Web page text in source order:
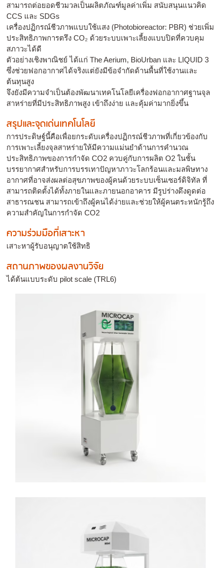
สามารถต่อยอดชีวมวลเป็นผลิตภัณฑ์มูลค่าเพิ่ม สนับสนุนแนวคิด
CCS และ SDGs
เครื่องปฏิกรณ์ชีวภาพแบบใช้แสง (Photobioreactor: PBR) ช่วยเพิ่ม
ประสิทธิภาพการตรึง CO₂ ด้วยระบบเพาะเลี้ยงแบบปิดที่ควบคุม
สภาวะได้ดี
ตัวอย่างเชิงพาณิชย์ ได้แก่ The Aerium, BioUrban และ LIQUID 3
ซึ่งช่วยฟอกอากาศได้จริงแต่ยังมีข้อจำกัดด้านพื้นที่ใช้งานและ
ต้นทุนสูง
จึงยังมีความจำเป็นต้องพัฒนาเทคโนโลยีเครื่องฟอกอากาศฐานจุล
สาหร่ายที่มีประสิทธิภาพสูง เข้าถึงง่าย และคุ้มค่ามากยิ่งขึ้น
สรุปและจุดเด่นเทคโนโลยี
การประดิษฐ์นี้คือเพื่อยกระดับเครื่องปฏิกรณ์ชีวภาพที่เกี่ยวข้องกับ
การเพาะเลี้ยงจุลสาหร่ายให้มีความแม่นยำด้านการคำนวณ
ประสิทธิภาพของการกำจัด CO2 ควบคู่กับการผลิต O2 ในชั้น
บรรยากาศสำหรับการบรรเทาปัญหาภาวะโลกร้อนและมลพิษทาง
อากาศที่อาจส่งผลต่อสุขภาพของผู้คนด้วยระบบเซ็นเซอร์ดิจิทัล ที่
สามารถติดตั้งได้ทั้งภายในและภายนอกอาคาร มีรูปร่างดึงดูดต่อ
สาธารณชน สามารถเข้าถึงผู้คนได้ง่ายและช่วยให้ผู้คนตระหนักรู้ถึง
ความสำคัญในการกำจัด CO2
ความร่วมมือที่เสาะหา
เสาะหาผู้รับอนุญาตใช้สิทธิ
สถานภาพของผลงานวิจัย
ได้ต้นแบบระดับ pilot scale (TRL6)